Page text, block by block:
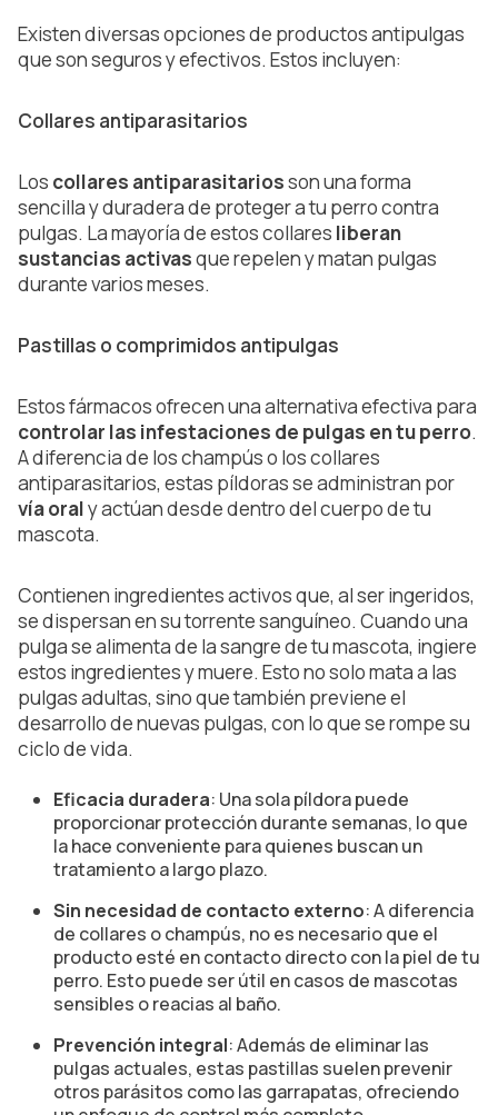
Existen diversas opciones de productos antipulgas
que son seguros y efectivos. Estos incluyen:
Collares antiparasitarios
Los collares antiparasitariosson una forma
sencilla y duradera de proteger a tu perro contra
pulgas. La mayoría de estos collares liberan
sustancias activasque repelen y matan pulgas
durante varios meses.
Pastillas o comprimidos antipulgas
Estos fármacos ofrecen una alternativa efectiva para
controlar las infestaciones de pulgas en tu perro.
A diferencia de los champús o los collares
antiparasitarios, estas píldoras se administran por
vía oraly actúan desde dentro del cuerpo de tu
mascota.
Contienen ingredientes activos que, al ser ingeridos,
se dispersan en su torrente sanguíneo. Cuando una
pulga se alimenta de la sangre de tu mascota, ingiere
estos ingredientes y muere. Esto no solo mata a las
pulgas adultas, sino que también previene el
desarrollo de nuevas pulgas, con lo que se rompe su
ciclo de vida.
Eficacia duradera: Una sola píldora puede
proporcionar protección durante semanas, lo que
la hace conveniente para quienes buscan un
tratamiento a largo plazo.
Sin necesidad de contacto externo: A diferencia
de collares o champús, no es necesario que el
producto esté en contacto directo con la piel de tu
perro. Esto puede ser útil en casos de mascotas
sensibles o reacias al baño.
Prevención integral: Además de eliminar las
pulgas actuales, estas pastillas suelen prevenir
otros parásitos como las garrapatas, ofreciendo